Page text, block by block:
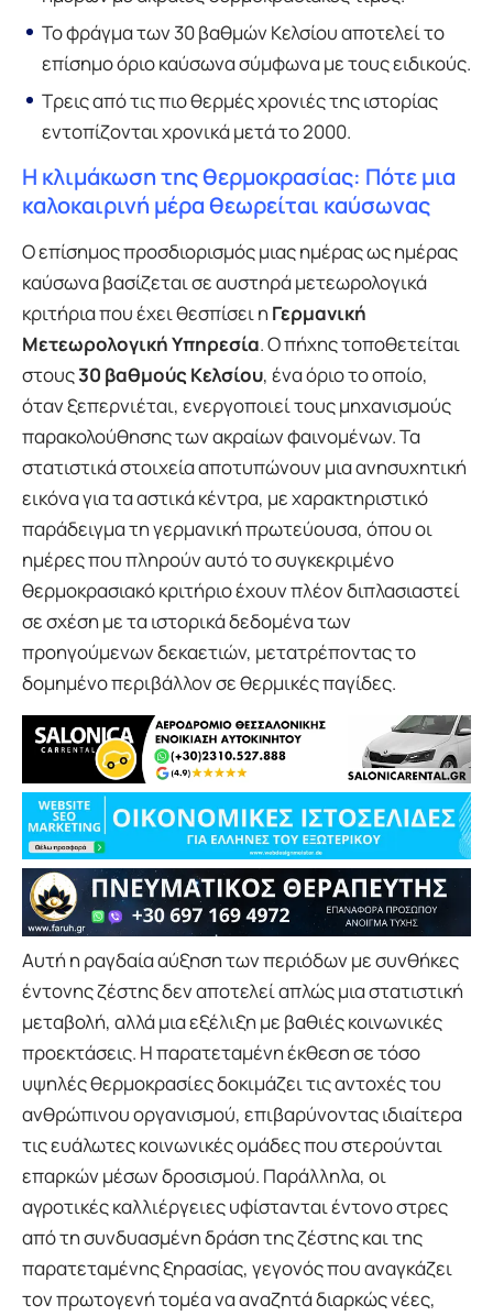
Το φράγμα των 30 βαθμών Κελσίου αποτελεί το
επίσημο όριο καύσωνα σύμφωνα με τους ειδικούς.
Τρεις από τις πιο θερμές χρονιές της ιστορίας
εντοπίζονται χρονικά μετά το 2000.
Η κλιμάκωση της θερμοκρασίας: Πότε μια
καλοκαιρινή μέρα θεωρείται καύσωνας
Ο επίσημος προσδιορισμός μιας ημέρας ως ημέρας
καύσωνα βασίζεται σε αυστηρά μετεωρολογικά
κριτήρια που έχει θεσπίσει η Γερμανική
Μετεωρολογική Υπηρεσία. Ο πήχης τοποθετείται
στους30 βαθμούς Κελσίου, ένα όριο το οποίο,
όταν ξεπερνιέται, ενεργοποιεί τους μηχανισμούς
παρακολούθησης των ακραίων φαινομένων. Τα
στατιστικά στοιχεία αποτυπώνουν μια ανησυχητική
εικόνα για τα αστικά κέντρα, με χαρακτηριστικό
παράδειγμα τη γερμανική πρωτεύουσα, όπου οι
ημέρες που πληρούν αυτό το συγκεκριμένο
θερμοκρασιακό κριτήριο έχουν πλέον διπλασιαστεί
σε σχέση με τα ιστορικά δεδομένα των
προηγούμενων δεκαετιών, μετατρέποντας το
δομημένο περιβάλλον σε θερμικές παγίδες.
Αυτή η ραγδαία αύξηση των περιόδων με συνθήκες
έντονης ζέστης δεν αποτελεί απλώς μια στατιστική
μεταβολή, αλλά μια εξέλιξη με βαθιές κοινωνικές
προεκτάσεις. Η παρατεταμένη έκθεση σε τόσο
υψηλές θερμοκρασίες δοκιμάζει τις αντοχές του
ανθρώπινου οργανισμού, επιβαρύνοντας ιδιαίτερα
τις ευάλωτες κοινωνικές ομάδες που στερούνται
επαρκών μέσων δροσισμού. Παράλληλα, οι
αγροτικές καλλιέργειες υφίστανται έντονο στρες
από τη συνδυασμένη δράση της ζέστης και της
παρατεταμένης ξηρασίας, γεγονός που αναγκάζει
τον πρωτογενή τομέα να αναζητά διαρκώς νέες,